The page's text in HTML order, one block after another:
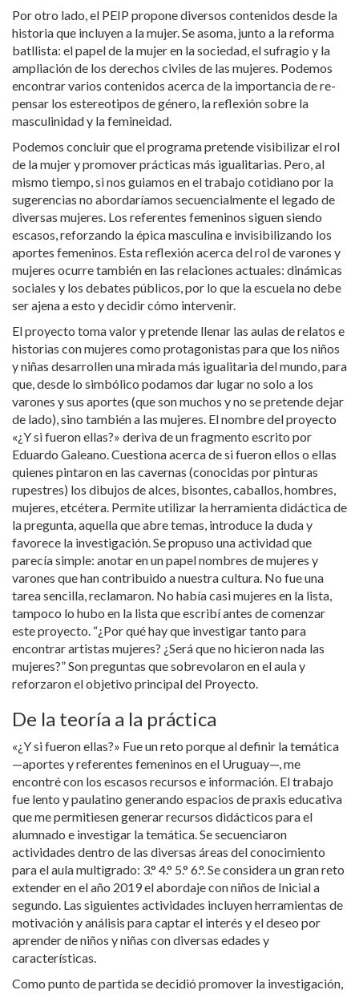
Por otro lado, el PEIP propone diversos contenidos desde la
historia que incluyen a la mujer. Se asoma, junto a la reforma
batllista: el papel de la mujer en la sociedad, el sufragio y la
ampliación de los derechos civiles de las mujeres. Podemos
encontrar varios contenidos acerca de la importancia de re-
pensar los estereotipos de género, la reflexión sobre la
masculinidad y la femineidad.
Podemos concluir que el programa pretende visibilizar el rol
de la mujer y promover prácticas más igualitarias. Pero, al
mismo tiempo, si nos guiamos en el trabajo cotidiano por la
sugerencias no abordaríamos secuencialmente el legado de
diversas mujeres. Los referentes femeninos siguen siendo
escasos, reforzando la épica masculina e invisibilizando los
aportes femeninos. Esta reflexión acerca del rol de varones y
mujeres ocurre también en las relaciones actuales: dinámicas
sociales y los debates públicos, por lo que la escuela no debe
ser ajena a esto y decidir cómo intervenir.
El proyecto toma valor y pretende llenar las aulas de relatos e
historias con mujeres como protagonistas para que los niños
y niñas desarrollen una mirada más igualitaria del mundo, para
que, desde lo simbólico podamos dar lugar no solo a los
varones y sus aportes (que son muchos y no se pretende dejar
de lado), sino también a las mujeres. El nombre del proyecto
«¿Y si fueron ellas?» deriva de un fragmento escrito por
Eduardo Galeano. Cuestiona acerca de si fueron ellos o ellas
quienes pintaron en las cavernas (conocidas por pinturas
rupestres) los dibujos de alces, bisontes, caballos, hombres,
mujeres, etcétera. Permite utilizar la herramienta didáctica de
la pregunta, aquella que abre temas, introduce la duda y
favorece la investigación. Se propuso una actividad que
parecía simple: anotar en un papel nombres de mujeres y
varones que han contribuido a nuestra cultura. No fue una
tarea sencilla, reclamaron. No había casi mujeres en la lista,
tampoco lo hubo en la lista que escribí antes de comenzar
este proyecto. “¿Por qué hay que investigar tanto para
encontrar artistas mujeres? ¿Será que no hicieron nada las
mujeres?” Son preguntas que sobrevolaron en el aula y
reforzaron el objetivo principal del Proyecto.
De la teoría a la práctica
«¿Y si fueron ellas?» Fue un reto porque al definir la temática
—aportes y referentes femeninos en el Uruguay—, me
encontré con los escasos recursos e información. El trabajo
fue lento y paulatino generando espacios de praxis educativa
que me permitiesen generar recursos didácticos para el
alumnado e investigar la temática. Se secuenciaron
actividades dentro de las diversas áreas del conocimiento
para el aula multigrado: 3.° 4.° 5.° 6.°. Se considera un gran reto
extender en el año 2019 el abordaje con niños de Inicial a
segundo. Las siguientes actividades incluyen herramientas de
motivación y análisis para captar el interés y el deseo por
aprender de niños y niñas con diversas edades y
características.
Como punto de partida se decidió promover la investigación,